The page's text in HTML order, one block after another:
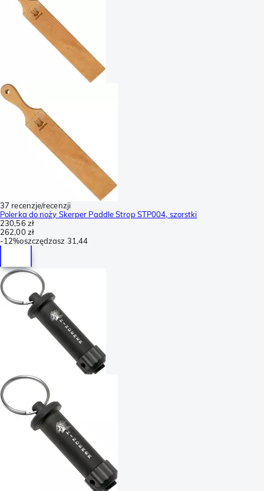
37 recenzje/recenzji
Polerka do noży Skerper Paddle Strop STP004, szorstki
230,56 zł
262,00 zł
-12%oszczędzasz 31,44